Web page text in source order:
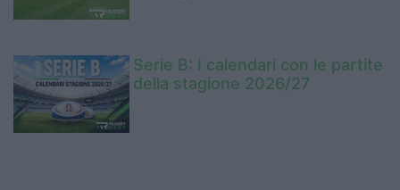
Serie B: I calendari con le partite
della stagione 2026/27